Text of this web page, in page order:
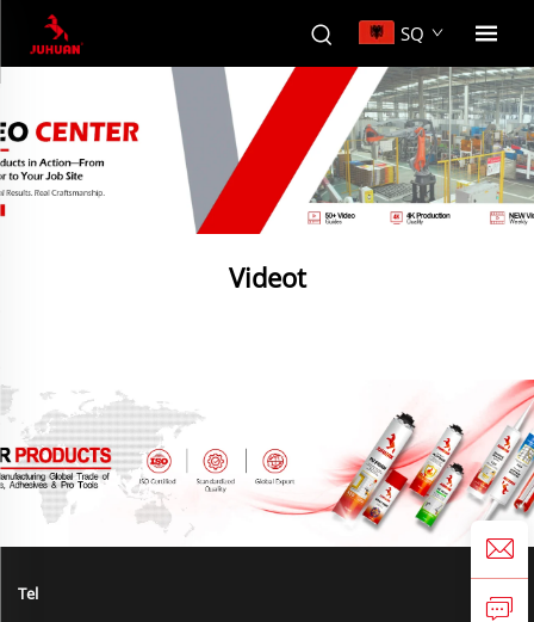
SQ
Videot
Tel